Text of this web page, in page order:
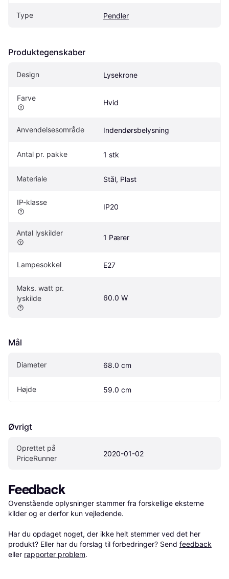
Type Pendler
Produktegenskaber
Design Lysekrone
Farve
Hvid
Anvendelsesområde Indendørsbelysning
Antal pr. pakke 1 stk
Materiale Stål, Plast
IP-klasse
IP20
Antal lyskilder
1 Pærer
Lampesokkel E27
Maks. watt pr.
lyskilde
60.0 W
Mål
Diameter 68.0 cm
Højde 59.0 cm
Øvrigt
Oprettet på
PriceRunner
2020-01-02
Feedback
Ovenstående oplysninger stammer fra forskellige eksterne
kilder og er derfor kun vejledende.
Har du opdaget noget, der ikke helt stemmer ved det her
produkt? Eller har du forslag til forbedringer? Send feedback
eller rapporter problem.